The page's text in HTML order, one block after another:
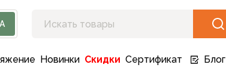
Новинки Скидки Сертификат Блог